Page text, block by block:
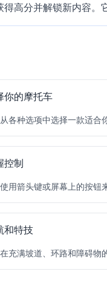
得高分并解锁新内容。
你的摩托车
从各种选项中选择一款适合
控制
使用箭头键或屏幕上的按钮
和特技
在充满坡道、环路和障碍物